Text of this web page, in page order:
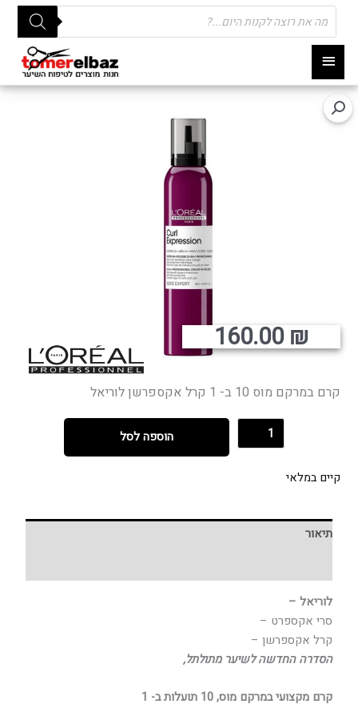
תפריט
ראשי
Products
search
קרם במרקם מוס 10 ב- 1 קרל אקספרשן לוריאל
160.00₪
הוספה לסל
קיים במלאי
תיאור
לוריאל –
סרי אקספרט –
קרל אקספרשן –
הסדרה החדשה לשיער מתולתל,
קרם מקצועי במרקם מוס, 10 תועלות ב- 1